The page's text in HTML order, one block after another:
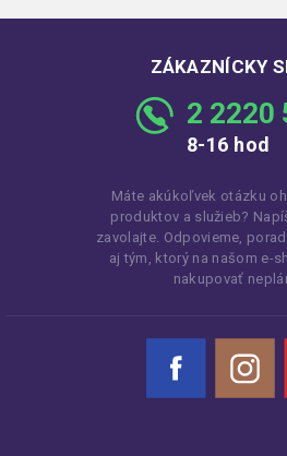
ZÁKAZNÍCKY
2 2220
8-16 hod
Máte akúkoľvek otázku
produktov a služieb?
zavolajte. Odpovieme,
aj tým, ktorý na našom e-
nakupovať
Facebook Instagram